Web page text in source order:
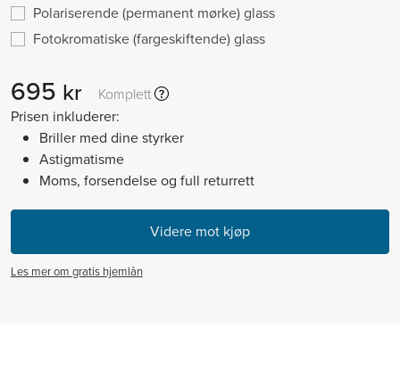
Polariserende (permanent mørke) glass
Fotokromatiske (fargeskiftende) glass
695 kr
Komplett
Prisen inkluderer:
Briller med dine styrker
Astigmatisme
Moms, forsendelse og full returrett
Les mer om gratis hjemlån